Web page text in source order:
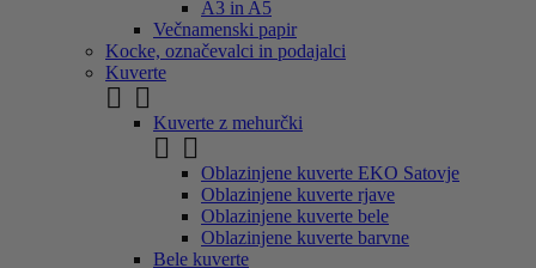
A3 in A5
Večnamenski papir
Kocke, označevalci in podajalci
Kuverte
 
Kuverte z mehurčki
 
Oblazinjene kuverte EKO Satovje
Oblazinjene kuverte rjave
Oblazinjene kuverte bele
Oblazinjene kuverte barvne
Bele kuverte